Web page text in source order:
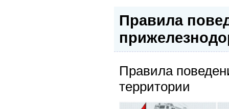
Правила
Правила
территории